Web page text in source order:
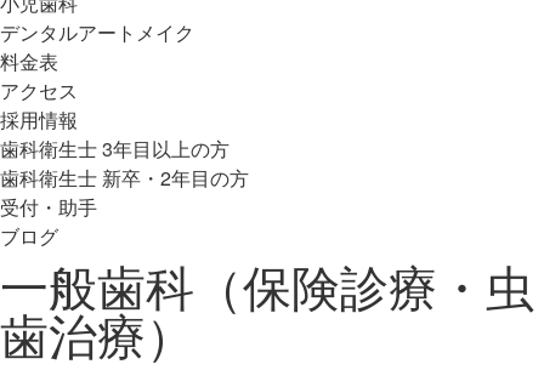
デンタルアートメイク
料金表
アクセス
採用情報
歯科衛生士 3年目以上の方
歯科衛生士 新卒・2年目の方
受付・助手
ブログ
一般歯科（保険診療・虫
歯治療）